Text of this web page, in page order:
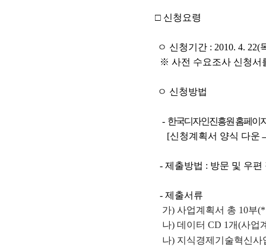
□ 신청요령
ㅇ 신청기간 : 2010. 4. 22(
※ 사전 수요조사 신청서
ㅇ 신청방법
- 한국디자인진흥원 홈페이
[신청계획서 양식 다운
- 제출방법 : 방문 및 우편
- 제출서류
가) 사업계획서 총 10부
나) 데이터 CD 1개(사업
나) 지식경제기술혁신사